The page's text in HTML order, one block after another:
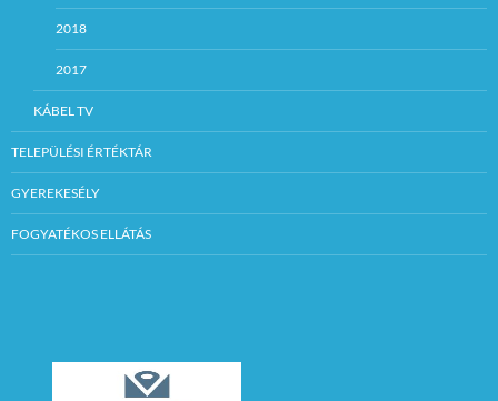
2018
2017
KÁBEL TV
TELEPÜLÉSI ÉRTÉKTÁR
GYEREKESÉLY
FOGYATÉKOS ELLÁTÁS